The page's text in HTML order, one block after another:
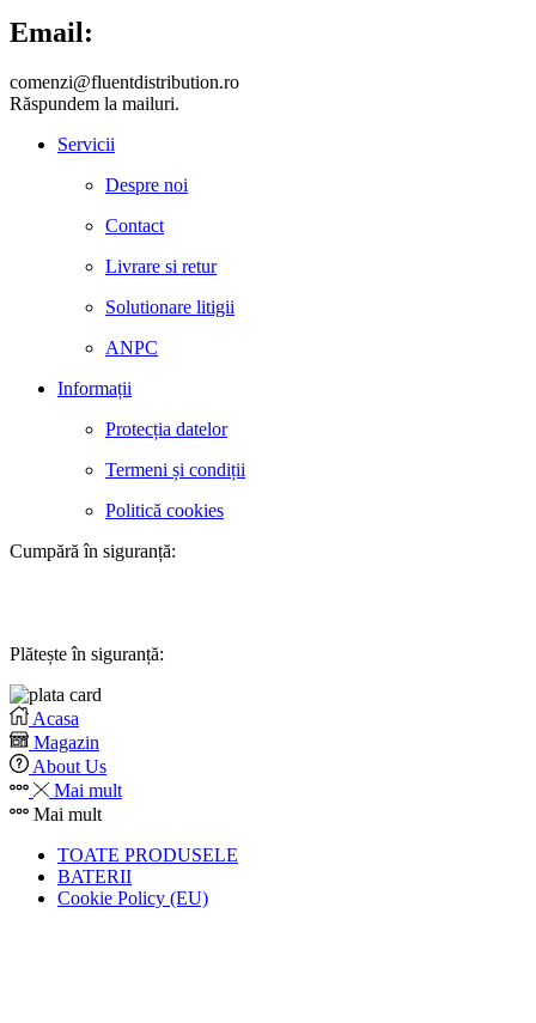
Email:
comenzi@fluentdistribution.ro
Răspundem la mailuri.
Servicii
Despre noi
Contact
Livrare si retur
Solutionare litigii
ANPC
Informații
Protecția datelor
Termeni și condiții
Politică cookies
Cumpără în siguranță:
Plătește în siguranță:
Acasa
Magazin
About Us
Mai mult
Mai mult
TOATE PRODUSELE
BATERII
Cookie Policy (EU)